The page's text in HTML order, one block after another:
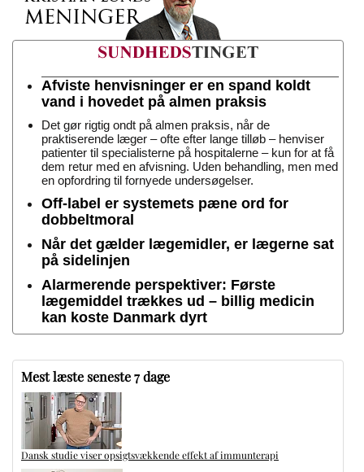
Afviste henvisninger er en spand koldt
vand i hovedet på almen praksis
Det gør rigtig ondt på almen praksis, når de
praktiserende læger – ofte efter lange tilløb – henviser
patienter til specialisterne på hospitalerne – kun for at få
dem retur med en afvisning. Uden behandling, men med
en opfordring til fornyede undersøgelser.
Off-label er systemets pæne ord for
dobbeltmoral
Når det gælder lægemidler, er lægerne sat
på sidelinjen
Alarmerende perspektiver: Første
lægemiddel trækkes ud – billig medicin
kan koste Danmark dyrt
Mest læste seneste 7 dage
Dansk studie viser opsigtsvækkende effekt af immunterapi